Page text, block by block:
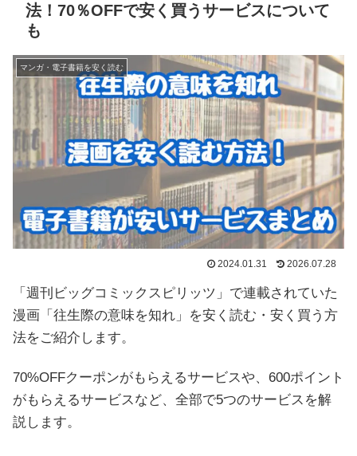
法！70％OFFで安く買うサービスについて
も
マンガ・電子書籍を安く読む
2024.01.31 2026.07.28
「週刊ビッグコミックスピリッツ」で連載されていた
漫画「往生際の意味を知れ」を安く読む・安く買う方
法をご紹介します。
70%OFFクーポンがもらえるサービスや、600ポイント
がもらえるサービスなど、全部で5つのサービスを解
説します。